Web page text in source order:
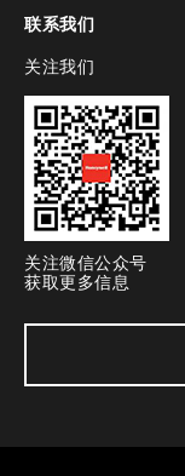
联系我们
toggle view
关注我们
关注微信公众号
获取更多信息